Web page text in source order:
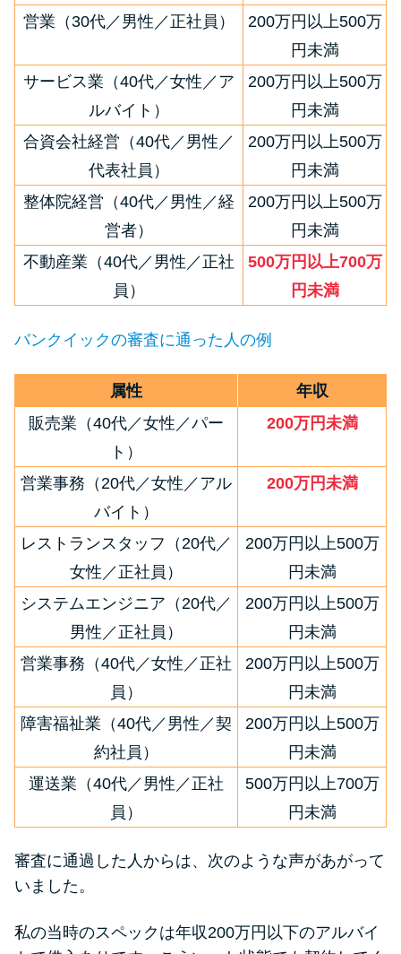
アコムとレイクどっちがいい
の？ カードローンの選び方を徹
プロミスの返済方法を徹底解
説！ もっとも便利でお得な返済
方法はどれ？
年収が低い＆他社借入があると
落ちる？バンクイックの口コミ
を分析
合わせ先とシーン別の問い合わ
営業（30代／男性／正社員）
200万円以上500万
円未満
サービス業（40代／女性／ア
ルバイト）
200万円以上500万
円未満
合資会社経営（40代／男性／
代表社員）
200万円以上500万
円未満
整体院経営（40代／男性／経
営者）
200万円以上500万
円未満
不動産業（40代／男性／正社
員）
500万円以上700万
円未満
バンクイックの審査に通った人の例
属性
年収
販売業（40代／女性／パー
ト）
200万円未満
営業事務（20代／女性／アル
バイト）
200万円未満
レストランスタッフ（20代／
女性／正社員）
200万円以上500万
円未満
システムエンジニア（20代／
男性／正社員）
200万円以上500万
円未満
営業事務（40代／女性／正社
員）
200万円以上500万
円未満
障害福祉業（40代／男性／契
約社員）
200万円以上500万
円未満
運送業（40代／男性／正社
員）
500万円以上700万
円未満
審査に通過した人からは、次のような声があがって
いました。
私の当時のスペックは年収200万円以下のアルバイ